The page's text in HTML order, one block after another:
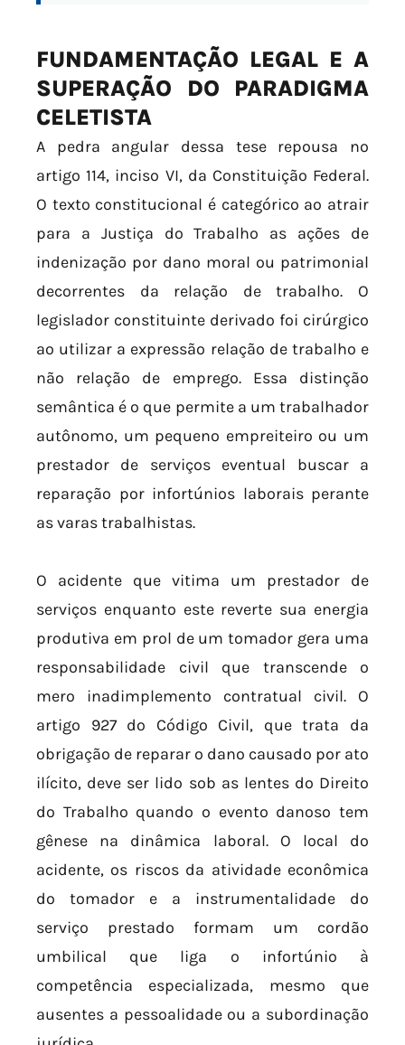
FUNDAMENTAÇÃO LEGAL E A
SUPERAÇÃO DO PARADIGMA
CELETISTA
A pedra angular dessa tese repousa no
artigo 114, inciso VI, da Constituição Federal.
O texto constitucional é categórico ao atrair
para a Justiça do Trabalho as ações de
indenização por dano moral ou patrimonial
decorrentes da relação de trabalho. O
legislador constituinte derivado foi cirúrgico
ao utilizar a expressão relação de trabalho e
não relação de emprego. Essa distinção
semântica é o que permite a um trabalhador
autônomo, um pequeno empreiteiro ou um
prestador de serviços eventual buscar a
reparação por infortúnios laborais perante
as varas trabalhistas.
O acidente que vitima um prestador de
serviços enquanto este reverte sua energia
produtiva em prol de um tomador gera uma
responsabilidade civil que transcende o
mero inadimplemento contratual civil. O
artigo 927 do Código Civil, que trata da
obrigação de reparar o dano causado por ato
ilícito, deve ser lido sob as lentes do Direito
do Trabalho quando o evento danoso tem
gênese na dinâmica laboral. O local do
acidente, os riscos da atividade econômica
do tomador e a instrumentalidade do
serviço prestado formam um cordão
umbilical que liga o infortúnio à
competência especializada, mesmo que
ausentes a pessoalidade ou a subordinação